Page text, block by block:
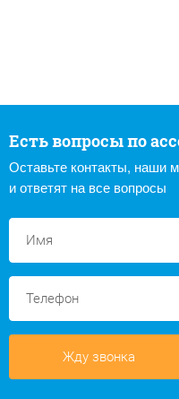
Есть вопросы по
Оставьте контакты, наши
и ответят на все вопросы
Жду звонка